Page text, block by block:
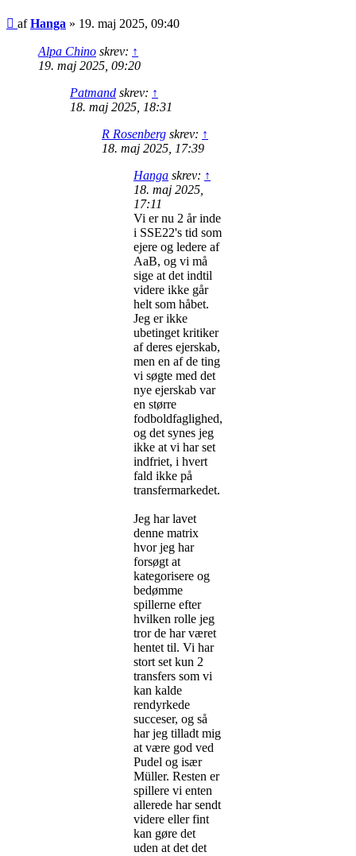
Indlæg
afHanga » 19. maj 2025, 09:40
Alpa Chino skrev: ↑
19. maj 2025, 09:20
Patmand skrev: ↑
18. maj 2025, 18:31
R Rosenberg skrev: ↑
18. maj 2025, 17:39
Hanga skrev: ↑
18. maj 2025,
17:11
Vi er nu 2 år inde
i SSE22's tid som
ejere og ledere af
AaB, og vi må
sige at det indtil
videre ikke går
helt som håbet.
Jeg er ikke
ubetinget kritiker
af deres ejerskab,
men en af de ting
vi søgte med det
nye ejerskab var
en større
fodboldfaglighed,
og det synes jeg
ikke at vi har set
indfriet, i hvert
fald ikke på
transfermarkedet.
Jeg har lavet
denne matrix
hvor jeg har
forsøgt at
kategorisere og
bedømme
spillerne efter
hvilken rolle jeg
tror de har været
hentet til. Vi har
stort set kun 2
transfers som vi
kan kalde
rendyrkede
succeser, og så
har jeg tilladt mig
at være god ved
Pudel og især
Müller. Resten er
spillere vi enten
allerede har sendt
videre eller fint
kan gøre det
uden at det det